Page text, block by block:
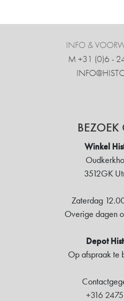
INFO &
M +31 ‍(0)6 -
Winkel
3512GK
Zaterdag
Overige dagen
Depot
Op afspraak te
+316